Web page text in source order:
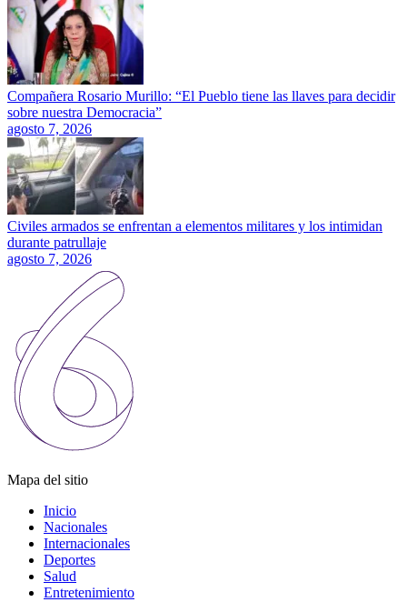
Compañera Rosario Murillo: “El Pueblo tiene las llaves para decidir
sobre nuestra Democracia”
agosto 7, 2026
Civiles armados se enfrentan a elementos militares y los intimidan
durante patrullaje
agosto 7, 2026
Mapa del sitio
Inicio
Nacionales
Internacionales
Deportes
Salud
Entretenimiento